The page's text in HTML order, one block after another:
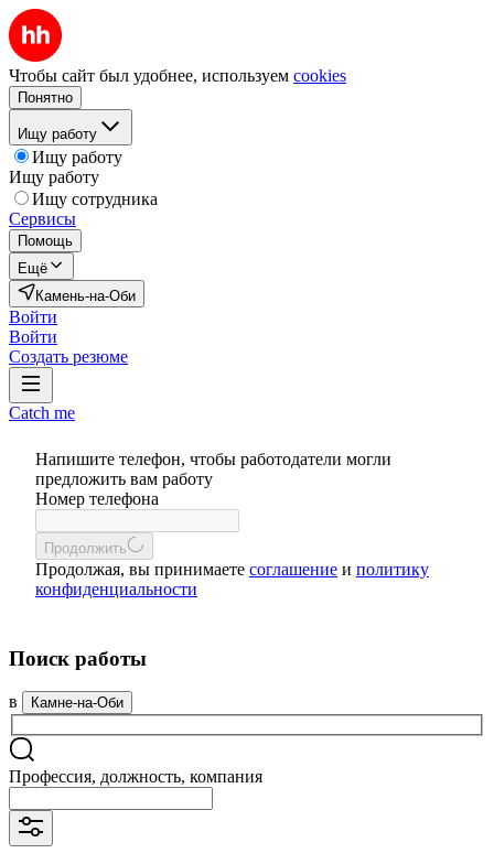
Чтобы сайт был удобнее, используем cookies
Понятно
Ищу работу
Ищу работу
Ищу работу
Ищу сотрудника
Сервисы
Помощь
Ещё
Камень-на-Оби
Войти
Войти
Создать резюме
Catch me
Напишите телефон, чтобы работодатели могли
предложить вам работу
Номер телефона
Продолжить
Продолжая, вы принимаете соглашение и политику
конфиденциальности
Поиск работы
в Камне-на-Оби
Профессия, должность, компания